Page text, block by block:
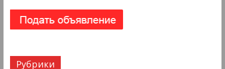
Рубрики